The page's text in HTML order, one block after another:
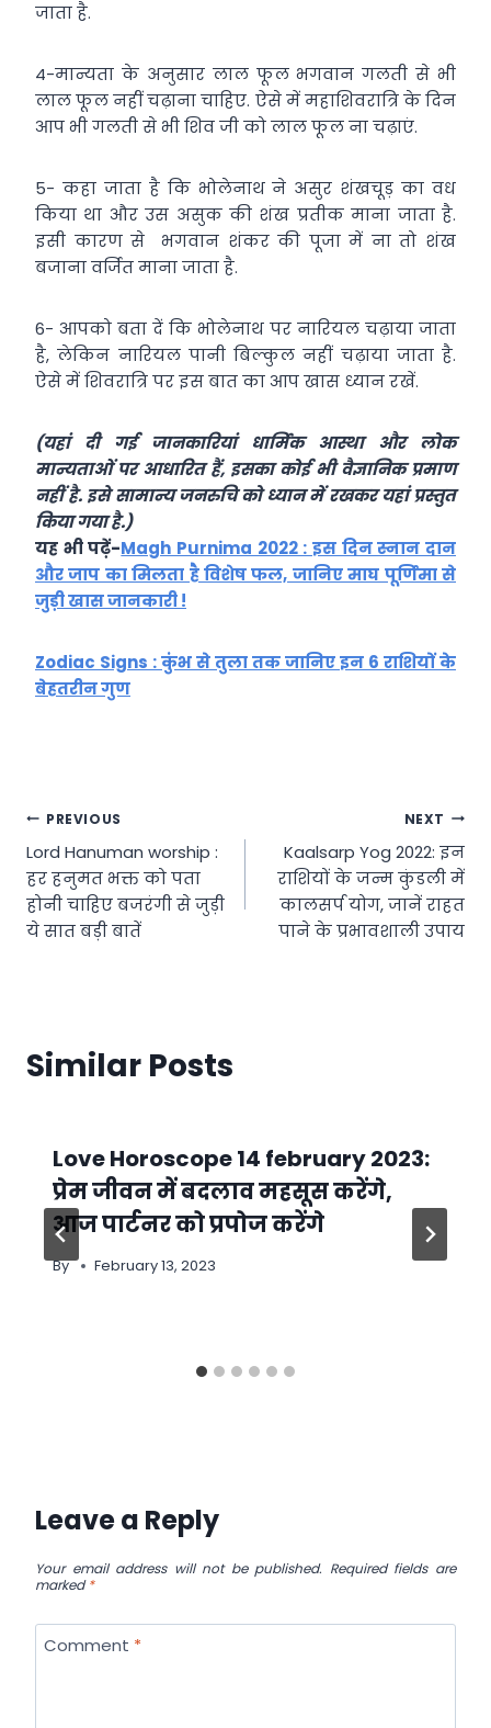
जाता है.
4-मान्यता के अनुसार लाल फूल भगवान गलती से भी
लाल फूल नहीं चढ़ाना चाहिए. ऐसे में महाशिवरात्रि के दिन
आप भी गलती से भी शिव जी को लाल फूल ना चढ़ाएं.
5- कहा जाता है कि भोलेनाथ ने असुर शंखचूड़ का वध
किया था और उस असुक की शंख प्रतीक माना जाता है.
इसी कारण से भगवान शंकर की पूजा में ना तो शंख
बजाना वर्जित माना जाता है.
6- आपको बता दें कि भोलेनाथ पर नारियल चढ़ाया जाता
है, लेकिन नारियल पानी बिल्कुल नहीं चढ़ाया जाता है.
ऐसे में शिवरात्रि पर इस बात का आप खास ध्यान रखें.
(यहां दी गई जानकारियां धार्मिक आस्था और लोक
मान्यताओं पर आधारित हैं, इसका कोई भी वैज्ञानिक प्रमाण
नहीं है. इसे सामान्य जनरुचि को ध्यान में रखकर यहां प्रस्तुत
किया गया है.)
यह भी पढ़ें-Magh Purnima 2022 : इस दिन स्नान दान
और जाप का मिलता है विशेष फल, जानिए माघ पूर्णिमा से
जुड़ी खास जानकारी !
Zodiac Signs : कुंभ से तुला तक जानिए इन 6 राशियों के
बेहतरीन गुण
Post
navigation
PREVIOUS
Lord Hanuman worship :
हर हनुमत भक्त को पता
होनी चाहिए बजरंगी से जुड़ी
ये सात बड़ी बातें
NEXT
Kaalsarp Yog 2022: इन
राशियों के जन्म कुंडली में
कालसर्प योग, जानें राहत
पाने के प्रभावशाली उपाय
Similar Posts
Love Horoscope 14 february 2023:
प्रेम जीवन में बदलाव महसूस करेंगे,
आज पार्टनर को प्रपोज करेंगे
By February 13, 2023
Leave a Reply
Your email address will not be published. Required fields are
marked*
Comment *